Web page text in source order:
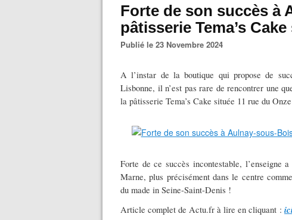
Forte de son succès à
pâtisserie Tema’s
Publié le 23 Novembre 2024
A l’instar de la boutique qui propose de
Lisbonne, il n’est pas rare de rencontrer une
la pâtisserie Tema’s Cake située 11 rue du
Forte de ce succès incontestable, l’enseigne
Marne, plus précisément dans le centre
du made in Seine-Saint-Denis !
Article complet de Actu.fr à lire en cliquant :